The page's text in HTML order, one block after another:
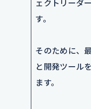
ェクトリーダ
す。
そのために、
と開発ツール
ます。